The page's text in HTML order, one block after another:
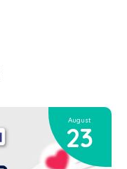
August
23